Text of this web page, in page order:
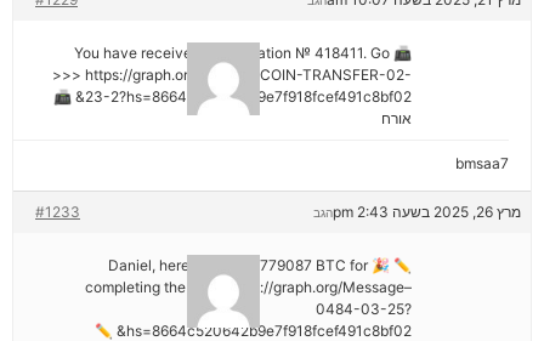
📠 You have received 1 notification № 418411. Go
>>> https://graph.org/GET-BITCOIN-TRANSFER-02-
23-2?hs=8664c520642b9e7f918fcef491c8bf02& 📠
אורח
bmsaa7
מרץ 26, 2025 בשעה 2:43 pm #1233 הגב
✏ 🎉 Daniel, here's your ₿2,779087 BTC for
completing the task. https://graph.org/Message–
0484-03-25?
hs=8664c520642b9e7f918fcef491c8bf02& ✏